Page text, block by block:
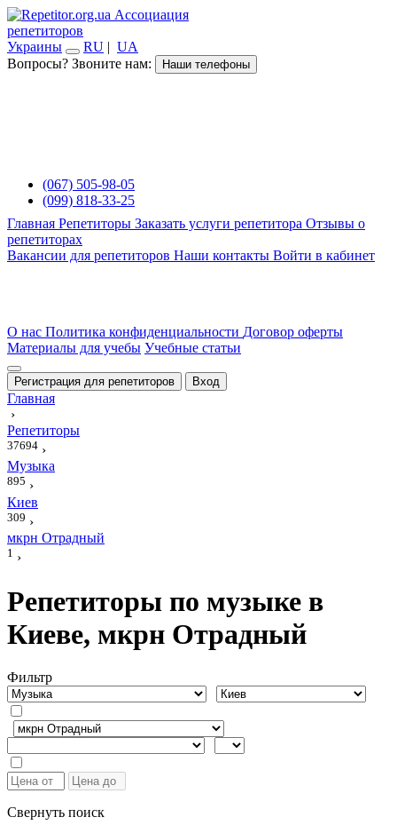
Ассоциация
репетиторов
Украины
RU | UA
Вопросы? Звоните нам:
Наши телефоны
(067) 505-98-05
(099) 818-33-25
Главная Репетиторы Заказать услуги репетитора Отзывы о
репетиторах
Вакансии для репетиторов Наши контакты Войти в кабинет
О нас Политика конфиденциальности Договор оферты
Материалы для учебы Учебные статьи
Регистрация для репетиторов Вход
Главная
›
Репетиторы
37694 ›
Музыка
895 ›
Киев
309 ›
мкрн Отрадный
1 ›
Репетиторы по музыке в
Киеве, мкрн Отрадный
Фильтр
Свернуть поиск